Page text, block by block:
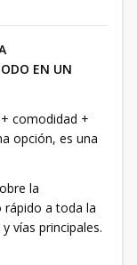
EN UN
comodidad +
opción, es una
la
rápido a toda la
vías principales.